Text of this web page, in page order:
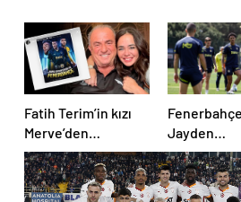
Fatih Terim’in kızı
Merve’den
Fenerbahçe’ye olay
gönderme!
‘Korkuyor olmanız
Jayden
idmana